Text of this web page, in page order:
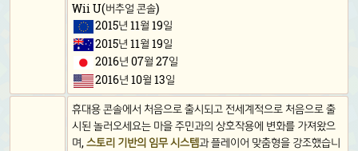
Wii U(버추얼 콘솔)
2015년 11월 19일
2015년 11월 19일
2016년 07월 27일
2016년 10월 13일
휴대용 콘솔에서 처음으로 출시되고 전세계적으로 처음으로 출
시된 놀러오세요는 마을 주민과의 상호작용에 변화를 가져왔으
며,스토리 기반의 임무 시스템과 플레이어 맞춤형을 강조했습니